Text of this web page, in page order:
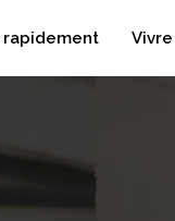
rapidement